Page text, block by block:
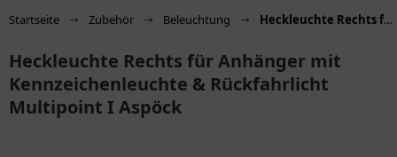
Startseite Zubehör Beleuchtung Heckleuchte Rechts für Anhänger mit Kennzeichenleuchte & Rückfahrlicht Multipoint I Aspöck
Heckleuchte Rechts für Anhänger mit
Kennzeichenleuchte & Rückfahrlicht
Multipoint I Aspöck